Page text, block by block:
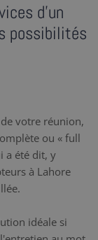
d'un
possibilités
votre réunion,
ou « full
a été dit, y
à Lahore
idéale si